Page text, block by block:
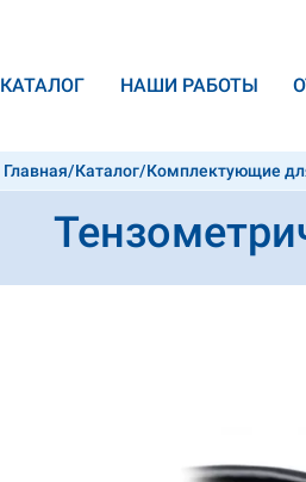
КАТАЛОГ НАШИ РАБОТЫ
Главная/Каталог/Комплектующие